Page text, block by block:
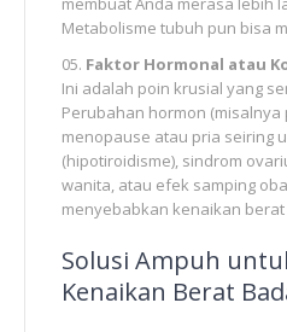
Metabolisme tubuh pun bisa
Faktor Hormonal atau
Ini adalah poin krusial yang
Perubahan hormon
menopause atau pria seiring
(hipotiroidisme), sindrom
wanita, atau efek samping
menyebabkan kenaikan
Solusi Ampuh
Kenaikan Berat